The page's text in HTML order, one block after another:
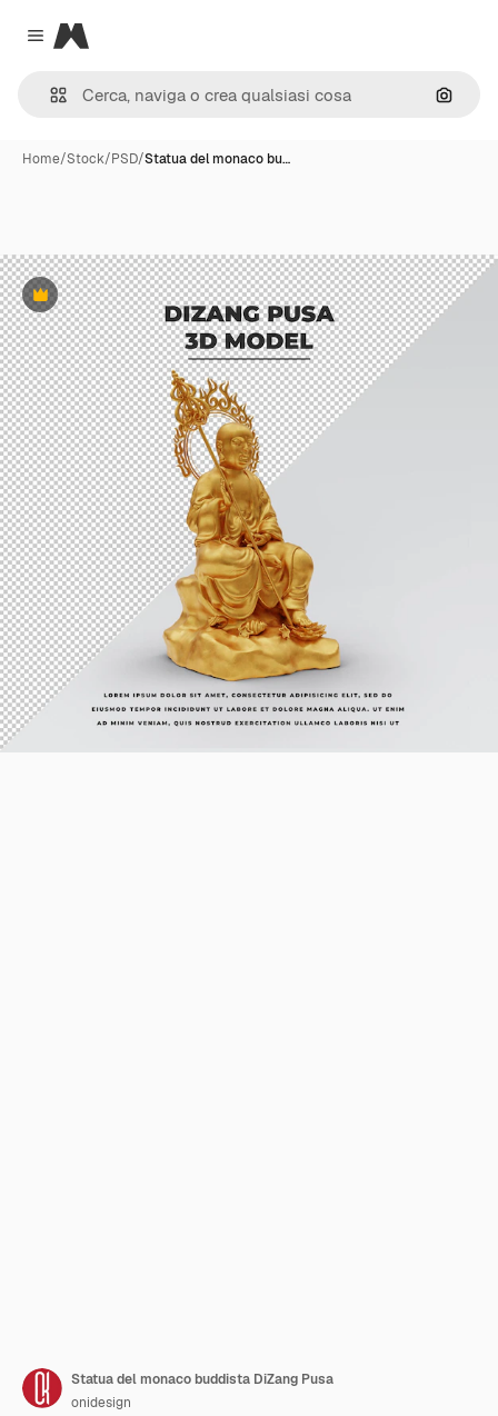
Close menu
Magnific
Cerca
Home/Stock/PSD/Statua del monaco bu…
Premium
Statua del monaco buddista DiZang Pusa
onidesign